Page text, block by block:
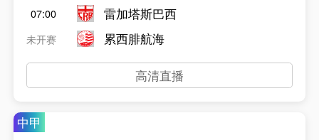
07:00
未开赛
雷加塔斯巴西
累西腓航海
高清直播
中甲